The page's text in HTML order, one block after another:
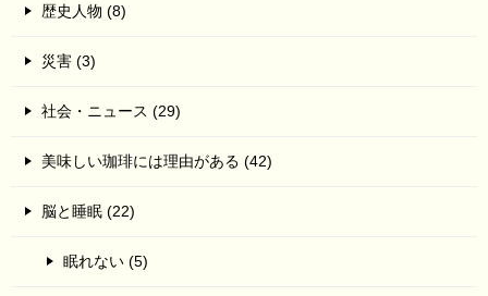
歴史人物 (8)
災害 (3)
社会・ニュース (29)
美味しい珈琲には理由がある (42)
脳と睡眠 (22)
眠れない (5)